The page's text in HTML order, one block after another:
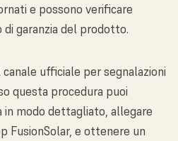
e possono verificare
garanzia del prodotto.
canale ufficiale per segnalazioni
questa procedura puoi
modo dettagliato, allegare
FusionSolar, e ottenere un